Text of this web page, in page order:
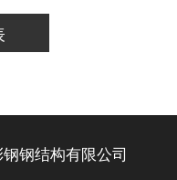
钢结构有限公司